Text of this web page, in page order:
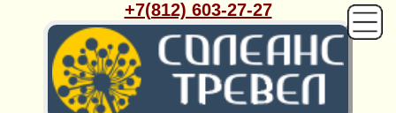
+7(812) 603-27-27